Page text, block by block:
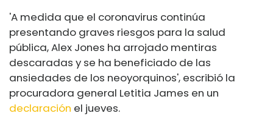
'A medida que el coronavirus continúa
presentando graves riesgos para la salud
pública, Alex Jones ha arrojado mentiras
descaradas y se ha beneficiado de las
ansiedades de los neoyorquinos', escribió la
procuradora general Letitia James en un
declaración el jueves.